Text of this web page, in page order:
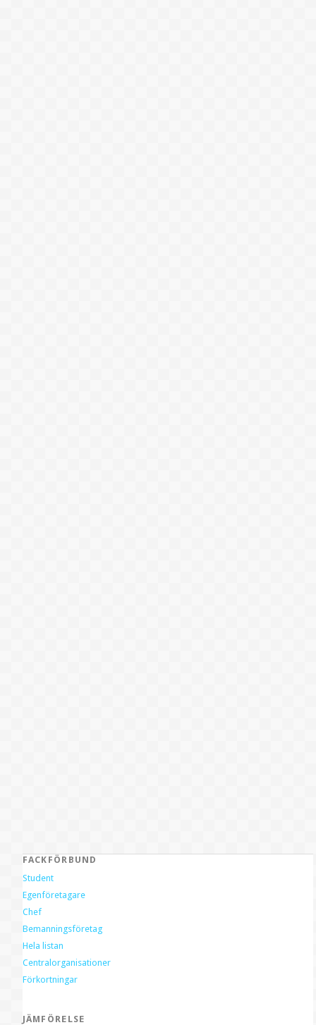
FACKFÖRBUND
Student
Egenföretagare
Chef
Bemanningsföretag
Hela listan
Centralorganisationer
Förkortningar
JÄMFÖRELSE